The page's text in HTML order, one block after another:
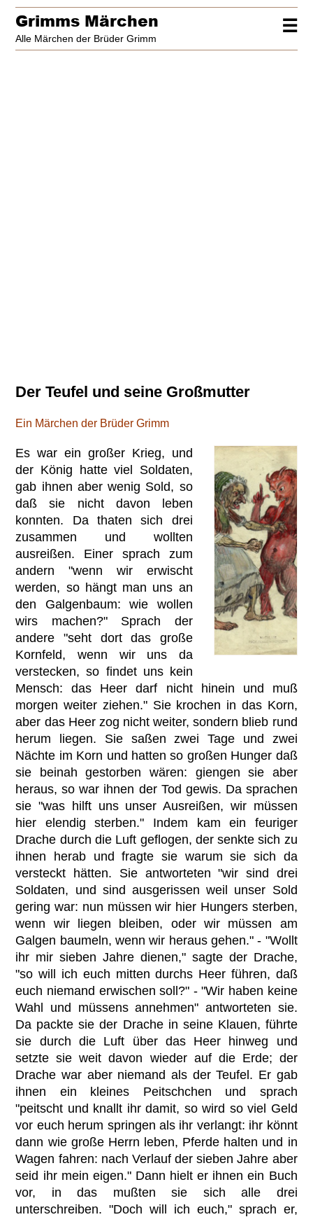
☰
Grimms Märchen
Alle Märchen der Brüder Grimm
Der Teufel und seine Großmutter
Ein Märchen der Brüder Grimm
Es war ein großer Krieg, und
der König hatte viel Soldaten,
gab ihnen aber wenig Sold, so
daß sie nicht davon leben
konnten. Da thaten sich drei
zusammen und wollten
ausreißen. Einer sprach zum
andern "wenn wir erwischt
werden, so hängt man uns an
den Galgenbaum: wie wollen
wirs machen?" Sprach der
andere "seht dort das große
Kornfeld, wenn wir uns da
verstecken, so findet uns kein
Mensch: das Heer darf nicht hinein und muß
morgen weiter ziehen." Sie krochen in das Korn,
aber das Heer zog nicht weiter, sondern blieb rund
herum liegen. Sie saßen zwei Tage und zwei
Nächte im Korn und hatten so großen Hunger daß
sie beinah gestorben wären: giengen sie aber
heraus, so war ihnen der Tod gewis. Da sprachen
sie "was hilft uns unser Ausreißen, wir müssen
hier elendig sterben." Indem kam ein feuriger
Drache durch die Luft geflogen, der senkte sich zu
ihnen herab und fragte sie warum sie sich da
versteckt hätten. Sie antworteten "wir sind drei
Soldaten, und sind ausgerissen weil unser Sold
gering war: nun müssen wir hier Hungers sterben,
wenn wir liegen bleiben, oder wir müssen am
Galgen baumeln, wenn wir heraus gehen." - "Wollt
ihr mir sieben Jahre dienen," sagte der Drache,
"so will ich euch mitten durchs Heer führen, daß
euch niemand erwischen soll?" - "Wir haben keine
Wahl und müssens annehmen" antworteten sie.
Da packte sie der Drache in seine Klauen, führte
sie durch die Luft über das Heer hinweg und
setzte sie weit davon wieder auf die Erde; der
Drache war aber niemand als der Teufel. Er gab
ihnen ein kleines Peitschchen und sprach
"peitscht und knallt ihr damit, so wird so viel Geld
vor euch herum springen als ihr verlangt: ihr könnt
dann wie große Herrn leben, Pferde halten und in
Wagen fahren: nach Verlauf der sieben Jahre aber
seid ihr mein eigen." Dann hielt er ihnen ein Buch
vor, in das mußten sie sich alle drei
unterschreiben. "Doch will ich euch," sprach er,